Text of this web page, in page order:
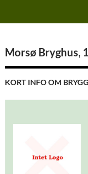
Morsø Bryghus,
KORT INFO OM